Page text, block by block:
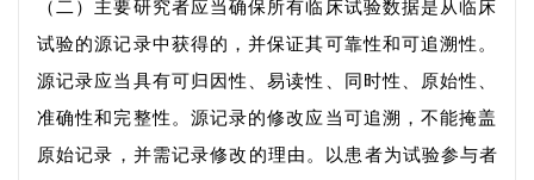
（二）主要研究者应当确保所有临床试验数据是从临床
试验的源记录中获得的，并保证其可靠性和可追溯性。
源记录应当具有可归因性、易读性、同时性、原始性、
准确性和完整性。源记录的修改应当可追溯 ，不能掩盖
原始记录 ，并需记录修改的理由。以患者为试验参与者